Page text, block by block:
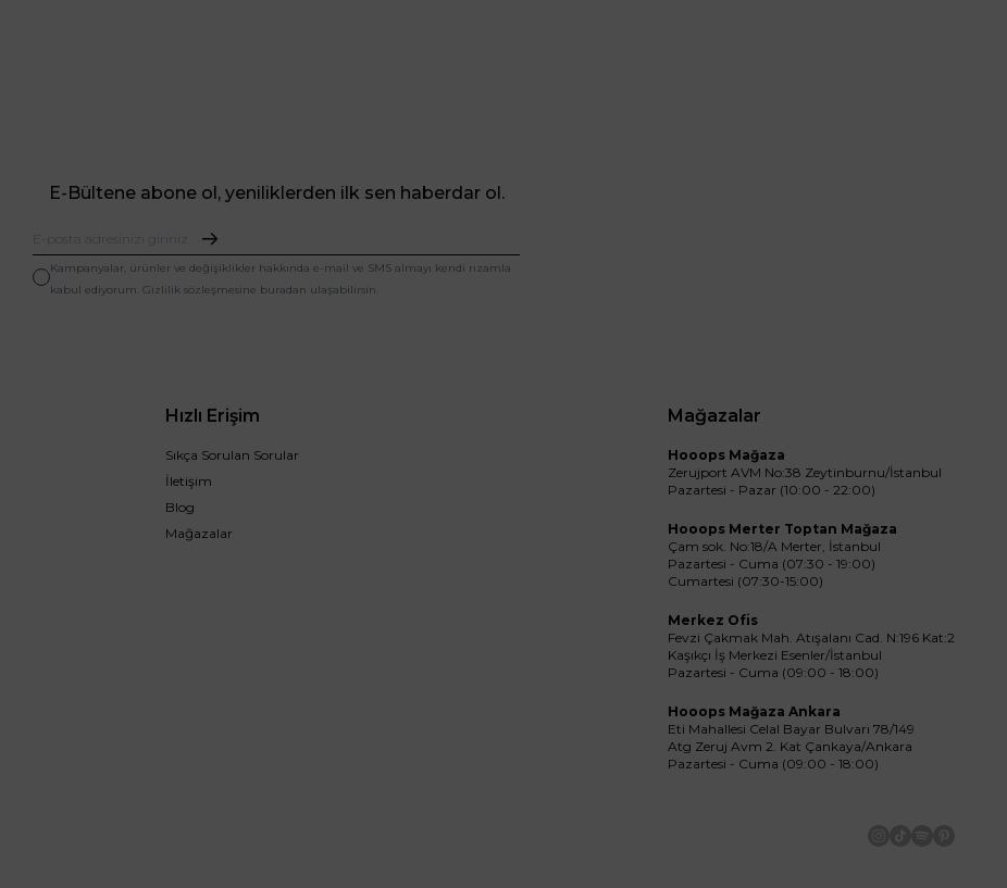
E-Bültene abone ol, yeniliklerden ilk sen haberdar ol.
Kampanyalar, ürünler ve değişiklikler hakkında e-mail ve SMS almayı kendi rızamla
kabul ediyorum. Gizlilik sözleşmesine buradan ulaşabilirsin.
Hızlı Erişim
Sıkça Sorulan Sorular
İletişim
Blog
Mağazalar
Mağazalar
Hooops Mağaza
Zerujport AVM No:38 Zeytinburnu/İstanbul
Pazartesi - Pazar (10:00 - 22:00)
Hooops Merter Toptan Mağaza
Çam sok. No:18/A Merter, İstanbul
Pazartesi - Cuma (07:30 - 19:00)
Cumartesi (07:30-15:00)
Merkez Ofis
Fevzi Çakmak Mah. Atışalanı Cad. N:196 Kat:2
Kaşıkçı İş Merkezi Esenler/İstanbul
Pazartesi - Cuma (09:00 - 18:00)
Hooops Mağaza Ankara
Eti Mahallesi Celal Bayar Bulvarı 78/149
Atg Zeruj Avm 2. Kat Çankaya/Ankara
Pazartesi - Cuma (09:00 - 18:00)